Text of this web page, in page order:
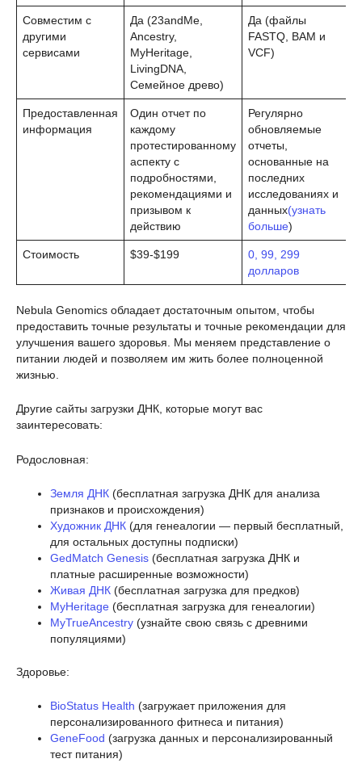
Совместим с
другими
сервисами
Да (23andMe,
Ancestry,
MyHeritage,
LivingDNA,
Семейное древо)
Да (файлы
FASTQ, BAM и
VCF)
Предоставленная
информация
Один отчет по
каждому
протестированному
аспекту с
подробностями,
рекомендациями и
призывом к
действию
Регулярно
обновляемые
отчеты,
основанные на
последних
исследованиях и
данных(узнать
больше)
Стоимость $39-$199
0, 99, 299
долларов
Nebula Genomics обладает достаточным опытом, чтобы
предоставить точные результаты и точные рекомендации для
улучшения вашего здоровья. Мы меняем представление о
питании людей и позволяем им жить более полноценной
жизнью.
Другие сайты загрузки ДНК, которые могут вас
заинтересовать:
Родословная:
Земля ДНК (бесплатная загрузка ДНК для анализа
признаков и происхождения)
Художник ДНК (для генеалогии — первый бесплатный,
для остальных доступны подписки)
GedMatch Genesis (бесплатная загрузка ДНК и
платные расширенные возможности)
Живая ДНК (бесплатная загрузка для предков)
MyHeritage (бесплатная загрузка для генеалогии)
MyTrueAncestry (узнайте свою связь с древними
популяциями)
Здоровье:
BioStatus Health (загружает приложения для
персонализированного фитнеса и питания)
GeneFood (загрузка данных и персонализированный
тест питания)